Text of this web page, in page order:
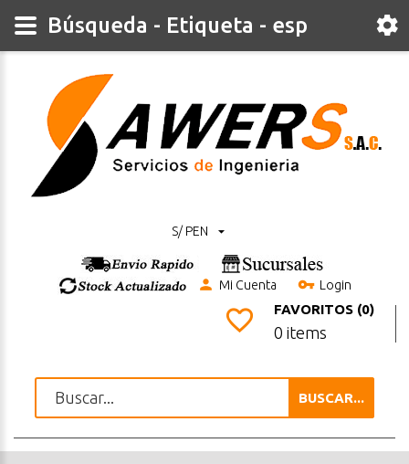
S/ PEN
Mi Cuenta Login
FAVORITOS (0)
0 items
BUSCAR...
Búsqueda - Etiqueta - esp